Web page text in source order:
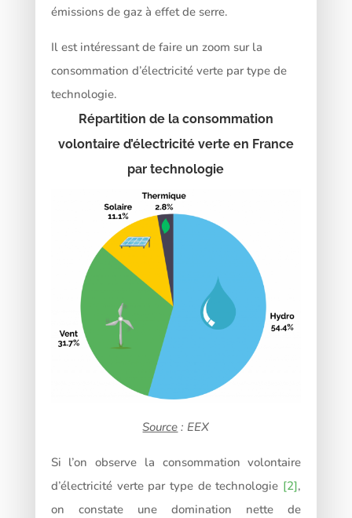
émissions de gaz à effet de serre.
Il est intéressant de faire un zoom sur la
consommation d’électricité verte par type de
technologie.
Répartition de la consommation
volontaire d’électricité verte en France
par technologie
Source : EEX
Si l’on observe la consommation volontaire
d’électricité verte par type de technologie [2],
on constate une domination nette de